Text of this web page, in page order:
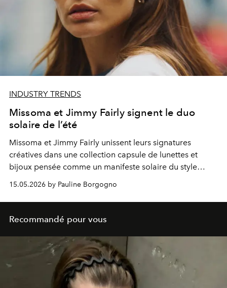
INDUSTRY TRENDS
Missoma et Jimmy Fairly signent le duo
solaire de l’été
Missoma et Jimmy Fairly unissent leurs signatures
créatives dans une collection capsule de lunettes et
bijoux pensée comme un manifeste solaire du style
15.05.2026 by Pauline Borgogno
Recommandé pour vous